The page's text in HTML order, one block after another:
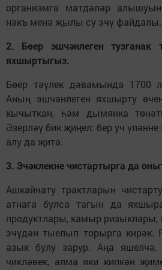
организмга матдәләр
нәкъ менә җылы су эчү файдалы.
2. Бөер эшчәнлеген тузганак
яхшыртыгыз.
Бөер тәүлек дәвамында 1700
Аның эшчәнлеген яхшырту
кычыткан, һәм дымянка
Әзерләү бик җиңел: бер уч
алу да җитә.
3. Эчәклекне чистартырга да
Ашкайнату трактларын
атнага булса тагын да
продуктлары, камыр ризыклары,
эчүдән тыелып торырга кирәк.
азык булу зарур. Аңа яшелчә,
чикләвек, алма яки кипкән